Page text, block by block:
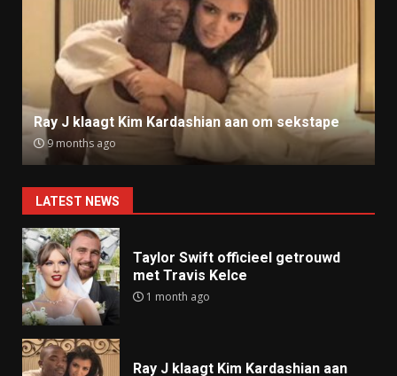
Ray J klaagt Kim Kardashian aan om sekstape
9 months ago
LATEST NEWS
Taylor Swift officieel getrouwd
met Travis Kelce
1 month ago
Ray J klaagt Kim Kardashian aan